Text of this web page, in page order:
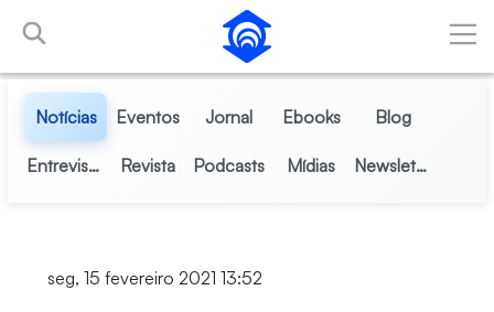
Pular para o Conteúdo principal
Notícias Eventos Jornal Ebooks Blog
Entrevistas Revista Podcasts Mídias Newsletter
seg, 15 fevereiro 2021 13:52